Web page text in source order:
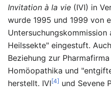
Invitation à la vie (IVI) in
wurde 1995 und 1999 von
Heilssekte" eingestuft.
Beziehung zur
Homöopathika und
herstellt. IVI[4] und Sevene